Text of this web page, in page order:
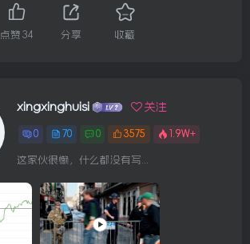
点赞 34 分享 收藏
xingxinghuisi 关注
0 70 0 3575 1.9W+
这家伙很懒，什么都没有写...